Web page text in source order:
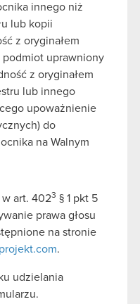
innego niż
lub kopii
z oryginałem
podmiot uprawniony
z oryginałem
lub innego
upoważnienie
do
na Walnym
art. 4023 § 1 pkt 5
prawa głosu
na stronie
.
udzielania